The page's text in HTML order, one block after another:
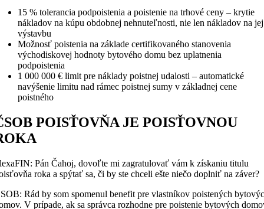
15 % tolerancia podpoistenia a poistenie na trhové ceny – krytie
nákladov na kúpu obdobnej nehnuteľnosti, nie len nákladov na jej
výstavbu
Možnosť poistenia na základe certifikovaného stanovenia
východiskovej hodnoty bytového domu bez uplatnenia
podpoistenia
1 000 000 € limit pre náklady poistnej udalosti – automatické
navýšenie limitu nad rámec poistnej sumy v základnej cene
poistného
POISŤOVŇA JE POISŤOVNOU
Pán Čahoj, dovoľte mi zagratulovať vám k získaniu titulu
roka a spýtať sa, či by ste chceli ešte niečo doplniť na záver?
Rád by som spomenul benefit pre vlastníkov poistených
V prípade, ak sa správca rozhodne pre poistenie bytových